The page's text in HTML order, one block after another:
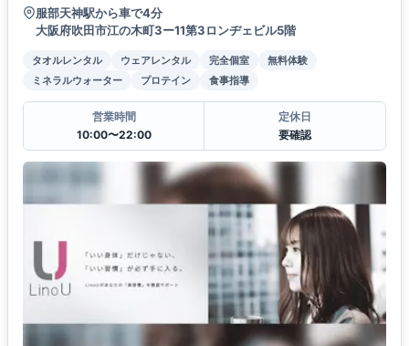
服部天神駅から車で4分
大阪府吹田市江の木町3ー11第3ロンヂェビル5階
タオルレンタル ウェアレンタル 完全個室
無料体験
ミネラルウォーター
プロテイン 食事指導
営業時間
10:00〜22:00
定休日
要確認